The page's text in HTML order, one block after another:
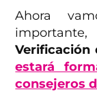
Ahora
importante,
Verificación
estará
consejeros